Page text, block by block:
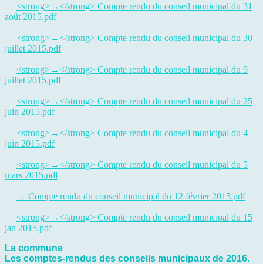
<strong>→</strong> Compte rendu du conseil municipal du 31
août 2015.pdf
<strong>→</strong> Compte rendu du conseil municipal du 30
juillet 2015.pdf
<strong>→</strong> Compte rendu du conseil municipal du 9
juillet 2015.pdf
<strong>→</strong> Compte rendu du conseil municipal du 25
juin 2015.pdf
<strong>→</strong> Compte rendu du conseil municipal du 4
juin 2015.pdf
<strong>→</strong> Compte rendu du conseil municipal du 5
mars 2015.pdf
→ Compte rendu du conseil municipal du 12 février 2015.pdf
<strong>→</strong> Compte rendu du conseil municipal du 15
jan 2015.pdf
La commune
Les comptes-rendus des conseils municipaux de 2016.